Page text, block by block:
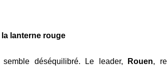
lanterne rouge
déséquilibré. Le leader, Rouen,